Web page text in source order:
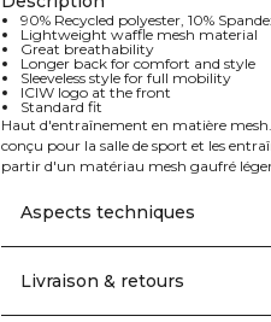
90% Recycled polyester, 10%
Lightweight waffle mesh material
Great breathability
Longer back for comfort and style
Sleeveless style for full mobility
ICIW logo at the front
Standard fit
Haut d'entraînement en matière
conçu pour la salle de sport et les
partir d'un matériau mesh gaufré
offrir une mobilité totale. Logo ICIW à
recyclé, 10% Elastan.
Aspects techniques
Livraison & retours